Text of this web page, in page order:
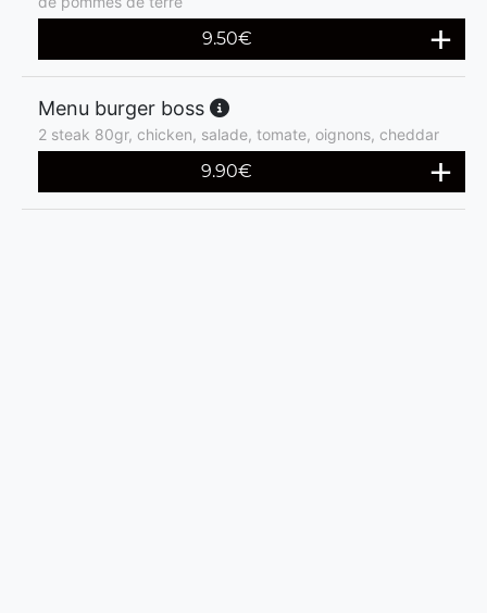
9.50€
Menu burger boss
2 steak 80gr, chicken, salade, tomate, oignons, cheddar
9.90€